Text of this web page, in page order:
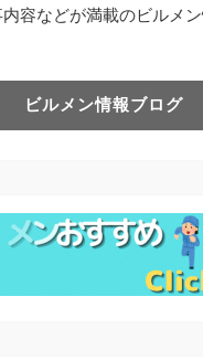
容などが満載のビルメ
ビルメン情報ブログ